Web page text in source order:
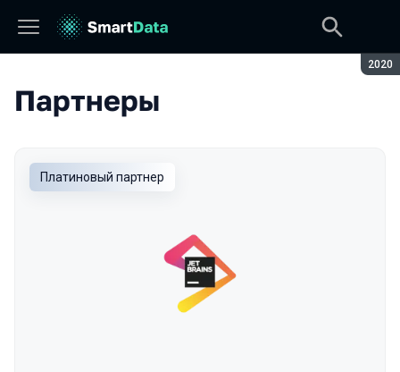
2020
Партнеры
Платиновый партнер